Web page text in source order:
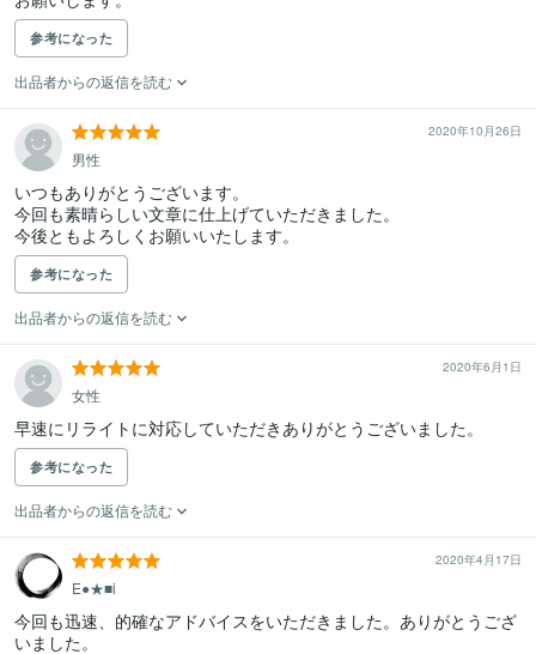
参考になった
出品者からの返信を読む
2020年10月26日
男性
いつもありがとうございます。
今回も素晴らしい文章に仕上げていただきました。
今後ともよろしくお願いいたします。
参考になった
出品者からの返信を読む
2020年6月1日
女性
早速にリライトに対応していただきありがとうございました。
参考になった
出品者からの返信を読む
2020年4月17日
E●★■i
今回も迅速、的確なアドバイスをいただきました。ありがとうござ
いました。